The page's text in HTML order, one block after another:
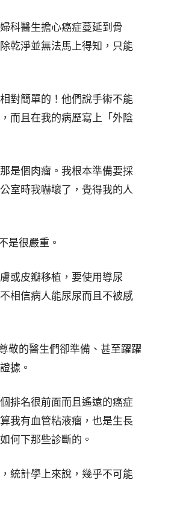
科醫生擔心癌症蔓延到骨
乾淨並無法馬上得知，只能
對簡單的！他們說手術不能
而且在我的病歷寫上「外陰
是個肉瘤。我根本準備要採
室時我嚇壞了，覺得我的人
是很嚴重。
或皮瓣移植，要使用導尿
相信病人能尿尿而且不被感
敬的醫生們卻準備、甚至躍躍
據。
排名很前面而且遙遠的癌症
我有血管粘液瘤，也是生長
何下那些診斷的。
統計學上來說，幾乎不可能